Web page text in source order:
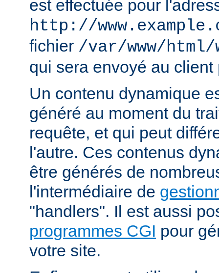
est effectuée pour
http://
fichier /var/www/
qui sera envoyé au client
Un contenu dynamique
généré au moment du
requête, et qui peut
l'autre. Ces contenus
être générés de
l'intermédiaire de
"handlers". Il est aussi
programmes CGI pour
votre site.